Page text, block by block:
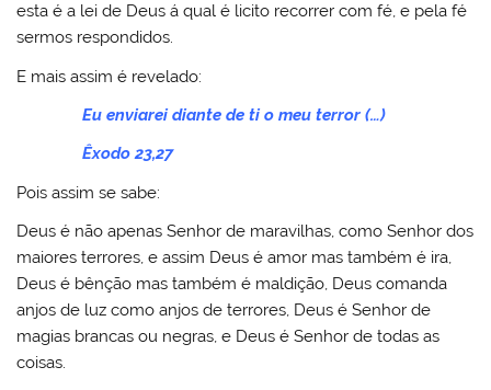
esta é a lei de Deus á qual é licito recorrer com fé, e pela fé
sermos respondidos.
E mais assim é revelado:
Eu enviarei diante de ti o meu terror (…)
Êxodo 23,27
Pois assim se sabe:
Deus é não apenas Senhor de maravilhas, como Senhor dos
maiores terrores, e assim Deus é amor mas também é ira,
Deus é bênção mas também é maldição, Deus comanda
anjos de luz como anjos de terrores, Deus é Senhor de
magias brancas ou negras, e Deus é Senhor de todas as
coisas.